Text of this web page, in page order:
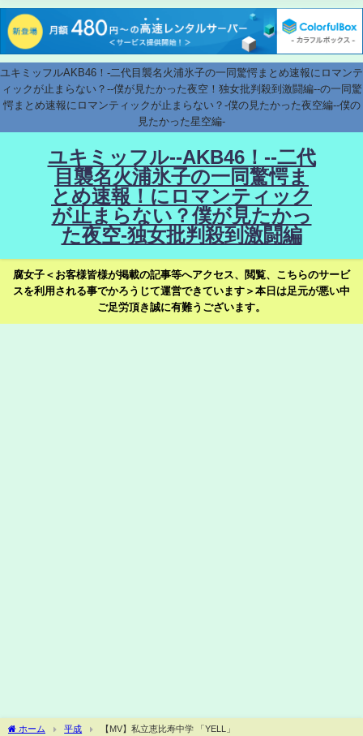
ユキミッフルAKB46！-二代目襲名火浦氷子の一同驚愕まとめ速報にロマンテ
ィックが止まらない？--僕が見たかった夜空！独女批判殺到激闘編--の一同驚
愕まとめ速報にロマンティックが止まらない？-僕の見たかった夜空編--僕の
見たかった星空編-
ユキミッフル--AKB46！--二代
目襲名火浦氷子の一同驚愕ま
とめ速報！にロマンティック
が止まらない？僕が見たかっ
た夜空-独女批判殺到激闘編
腐女子＜お客様皆様が掲載の記事等へアクセス、閲覧、こちらのサービ
スを利用される事でかろうじて運営できています＞本日は足元が悪い中
ご足労頂き誠に有難うございます。
ホーム 平成 【MV】私立恵比寿中学 「YELL」